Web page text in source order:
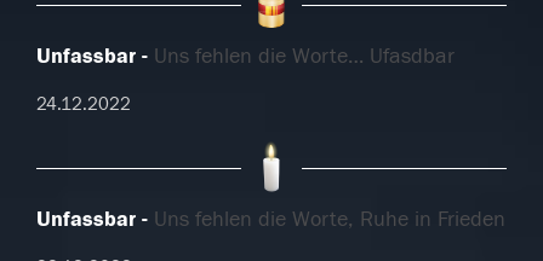
Unfassbar Uns fehlen die Worte… Ufasdbar
24.12.2022
Unfassbar Uns fehlen die Worte, Ruhe in Frieden